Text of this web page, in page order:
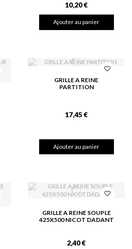
10,20 €
Ajouter au panier
GRILLE A REINE
PARTITION
17,45 €
Ajouter au panier
GRILLE A REINE SOUPLE
425X500 NICOT DADANT
2,40 €